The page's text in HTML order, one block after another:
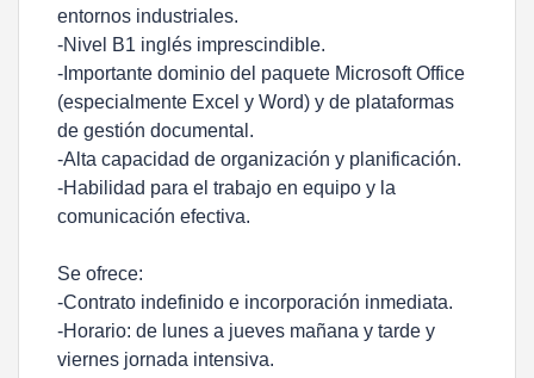
entornos industriales.
-Nivel B1 inglés imprescindible.
-Importante dominio del paquete Microsoft Office
(especialmente Excel y Word) y de plataformas
de gestión documental.
-Alta capacidad de organización y planificación.
-Habilidad para el trabajo en equipo y la
comunicación efectiva.
Se ofrece:
-Contrato indefinido e incorporación inmediata.
-Horario: de lunes a jueves mañana y tarde y
viernes jornada intensiva.